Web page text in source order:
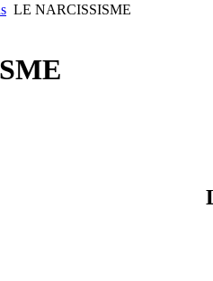
LE NARCISSISME